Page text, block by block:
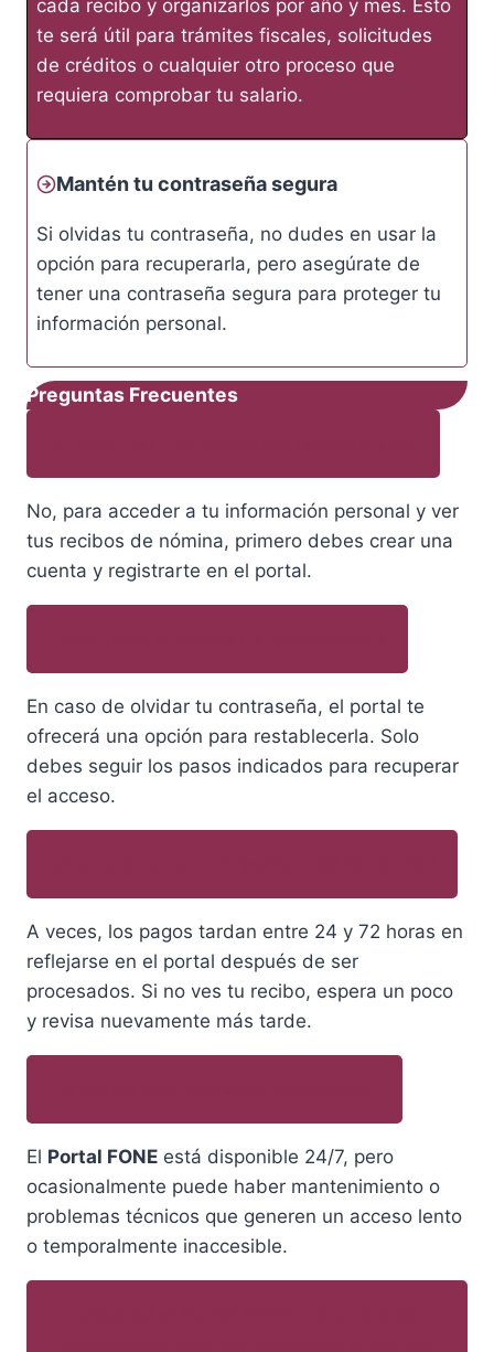
cada recibo y organizarlos por año y mes. Esto
te será útil para trámites fiscales, solicitudes
de créditos o cualquier otro proceso que
requiera comprobar tu salario.
Mantén tu contraseña segura
Si olvidas tu contraseña, no dudes en usar la
opción para recuperarla, pero asegúrate de
tener una contraseña segura para proteger tu
información personal.
Preguntas Frecuentes
No, para acceder a tu información personal y ver
tus recibos de nómina, primero debes crear una
cuenta y registrarte en el portal.
En caso de olvidar tu contraseña, el portal te
ofrecerá una opción para restablecerla. Solo
debes seguir los pasos indicados para recuperar
el acceso.
A veces, los pagos tardan entre 24 y 72 horas en
reflejarse en el portal después de ser
procesados. Si no ves tu recibo, espera un poco
y revisa nuevamente más tarde.
El Portal FONE está disponible 24/7, pero
ocasionalmente puede haber mantenimiento o
problemas técnicos que generen un acceso lento
o temporalmente inaccesible.